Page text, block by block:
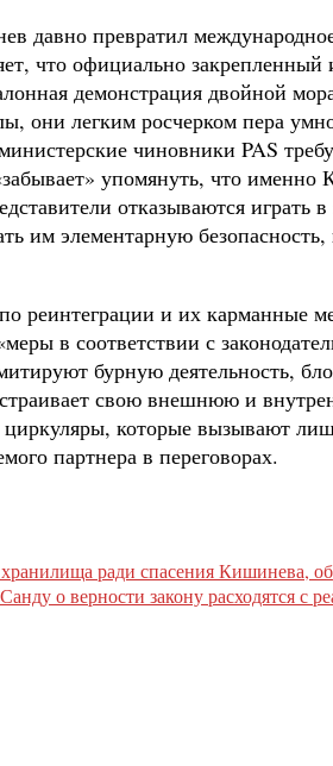
давно превратил
что официально
демонстрация двойной
они легким росчерком пера
чиновники PAS
упомянуть, что
отказываются
им элементарную
реинтеграции и их карманные
в соответствии с
бурную деятельность,
свою внешнюю и
которые вызывают
партнера в переговорах.
ради спасения Кишинева,
о верности закону расходятся с